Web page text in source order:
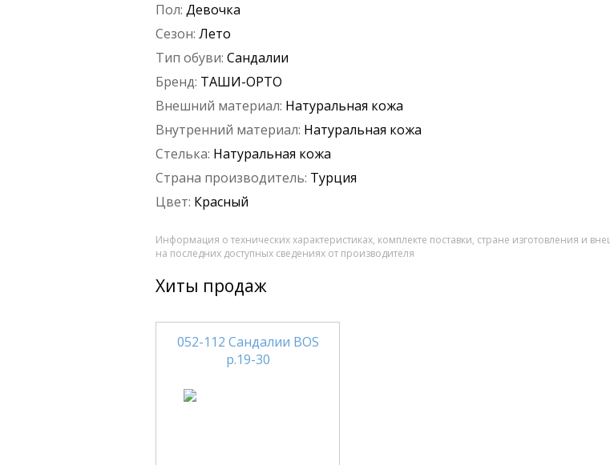
Пол: Девочка
Сезон: Лето
Тип обуви: Сандалии
Бренд: ТАШИ-ОРТО
Внешний материал: Натуральная кожа
Внутренний материал: Натуральная кожа
Стелька: Натуральная кожа
Страна производитель: Турция
Цвет: Красный
Информация о технических характеристиках, комплекте поставки, стране изготовления и
на последних доступных сведениях от производителя
Хиты продаж
052-112 Сандалии BOS
р.19-30